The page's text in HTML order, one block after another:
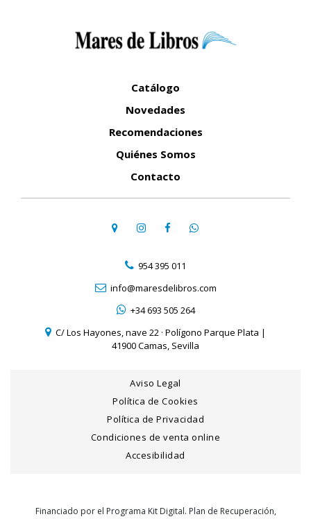
Catálogo
Novedades
Recomendaciones
Quiénes Somos
Contacto
954 395 011
info@maresdelibros.com
+34 693 505 264
C/ Los Hayones, nave 22 · Polígono Parque Plata |
41900 Camas, Sevilla
Aviso Legal
Política de Cookies
Política de Privacidad
Condiciones de venta online
Accesibilidad
Financiado por el Programa Kit Digital. Plan de Recuperación,